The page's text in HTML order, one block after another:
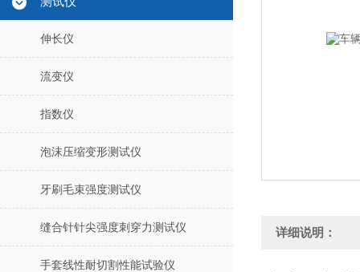
伸长仪
流变仪
指数仪
泡沫压缩变形测试仪
牙刷毛束强度测试仪
缝合针针尖强度刺穿力测试仪
手套线性耐切割性能试验仪
详细说明：